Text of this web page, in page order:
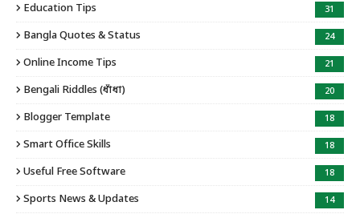
Education Tips 31
Bangla Quotes & Status 24
Online Income Tips 21
Bengali Riddles (ধাঁধা) 20
Blogger Template 18
Smart Office Skills 18
Useful Free Software 18
Sports News & Updates 14